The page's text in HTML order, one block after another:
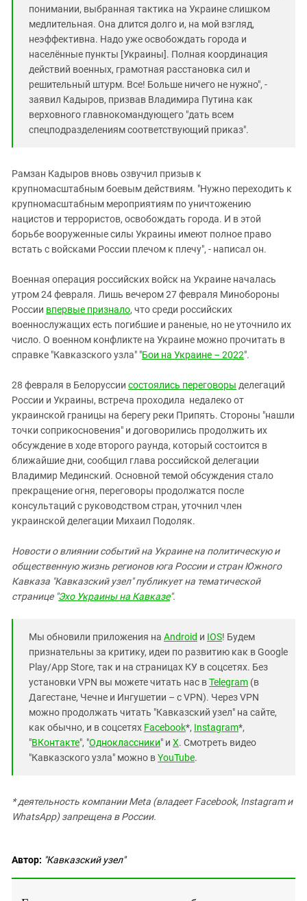
понимании, выбранная тактика на Украине слишком
медлительная. Она длится долго и, на мой взгляд,
неэффективна. Надо уже освобождать города и
населённые пункты [Украины]. Полная координация
действий военных, грамотная расстановка сил и
решительный штурм. Все! Больше ничего не нужно", -
заявил Кадыров, призвав Владимира Путина как
верховного главнокомандующего "дать всем
спецподразделениям соответствующий приказ".
Рамзан Кадыров вновь озвучил призыв к
крупномасштабным боевым действиям. "Нужно переходить к
крупномасштабным мероприятиям по уничтожению
нацистов и террористов, освобождать города. И в этой
борьбе вооруженные силы Украины имеют полное право
встать с войсками России плечом к плечу", - написал он.
Военная операция российских войск на Украине началась
утром 24 февраля. Лишь вечером 27 февраля Минобороны
России впервые признало, что среди российских
военнослужащих есть погибшие и раненые, но не уточнило их
число. О военном конфликте на Украине можно прочитать в
справке "Кавказского узла" "Бои на Украине – 2022".
28 февраля в Белоруссии состоялись переговоры делегаций
России и Украины, встреча проходила недалеко от
украинской границы на берегу реки Припять. Стороны "нашли
точки соприкосновения" и договорились продолжить их
обсуждение в ходе второго раунда, который состоится в
ближайшие дни, сообщил глава российской делегации
Владимир Мединский. Основной темой обсуждения стало
прекращение огня, переговоры продолжатся после
консультаций с руководством стран, уточнил член
украинской делегации Михаил Подоляк.
Новости о влиянии событий на Украине на политическую и
общественную жизнь регионов юга России и стран Южного
Кавказа "Кавказский узел" публикует на тематической
странице "Эхо Украины на Кавказе".
Мы обновили приложения на Android и IOS! Будем
признательны за критику, идеи по развитию как в Google
Play/App Store, так и на страницах КУ в соцсетях. Без
установки VPN вы можете читать нас вTelegram (в
Дагестане, Чечне и Ингушетии – с VPN). Через VPN
можно продолжать читать "Кавказский узел" на сайте,
как обычно, и в соцсетях Facebook*, Instagram*,
"ВКонтакте", "Одноклассники" и X. Смотреть видео
"Кавказского узла" можно вYouTube.
* деятельность компании Meta (владеет Facebook, Instagram и
WhatsApp) запрещена в России.
Автор: "Кавказский узел"